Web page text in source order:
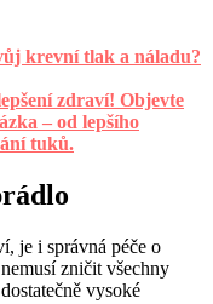
krevní tlak a náladu?
zdraví! Objevte
– od lepšího
tuků.
je i správná péče o
zničit všechny
vysoké